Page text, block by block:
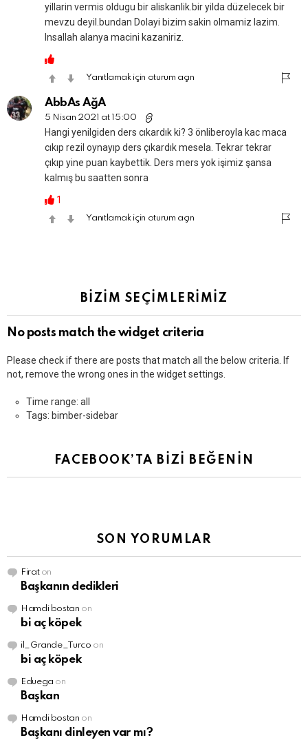
yillarin vermis oldugu bir aliskanlik.bir yilda düzelecek bir
mevzu deyil.bundan Dolayi bizim sakin olmamiz lazim.
Insallah alanya macini kazaniriz.
Yanıtlamak için oturum açın
AbbAs AğA
5 Nisan 2021 at 15:00
Hangi yenilgiden ders cıkardık ki? 3 önliberoyla kac maca
cıkıp rezil oynayıp ders çıkardık mesela. Tekrar tekrar
çıkıp yine puan kaybettik. Ders mers yok işimiz şansa
kalmış bu saatten sonra
1
Yanıtlamak için oturum açın
BİZİM SEÇİMLERİMİZ
No posts match the widget criteria
Please check if there are posts that match all the below criteria. If
not, remove the wrong ones in the widget settings.
Time range: all
Tags: bimber-sidebar
FACEBOOK’TA BİZİ BEĞENİN
SON YORUMLAR
Firaton
Başkanın dedikleri
Hamdi bostan on
bi aç köpek
il_Grande_Turco on
bi aç köpek
Eduega on
Başkan
Hamdi bostan on
Başkanı dinleyen var mı?